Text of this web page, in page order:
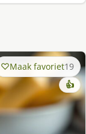
Maak favoriet19
👍